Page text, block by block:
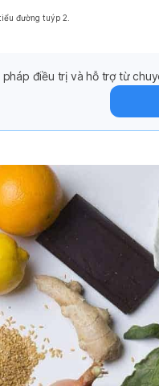
đường tuýp 2.
điều trị và hỗ trợ từ